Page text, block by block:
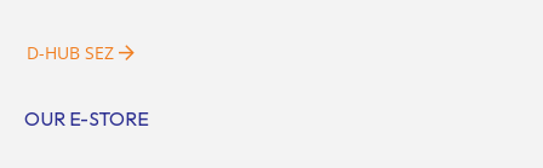
D-HUB SEZ
OUR E-STORE